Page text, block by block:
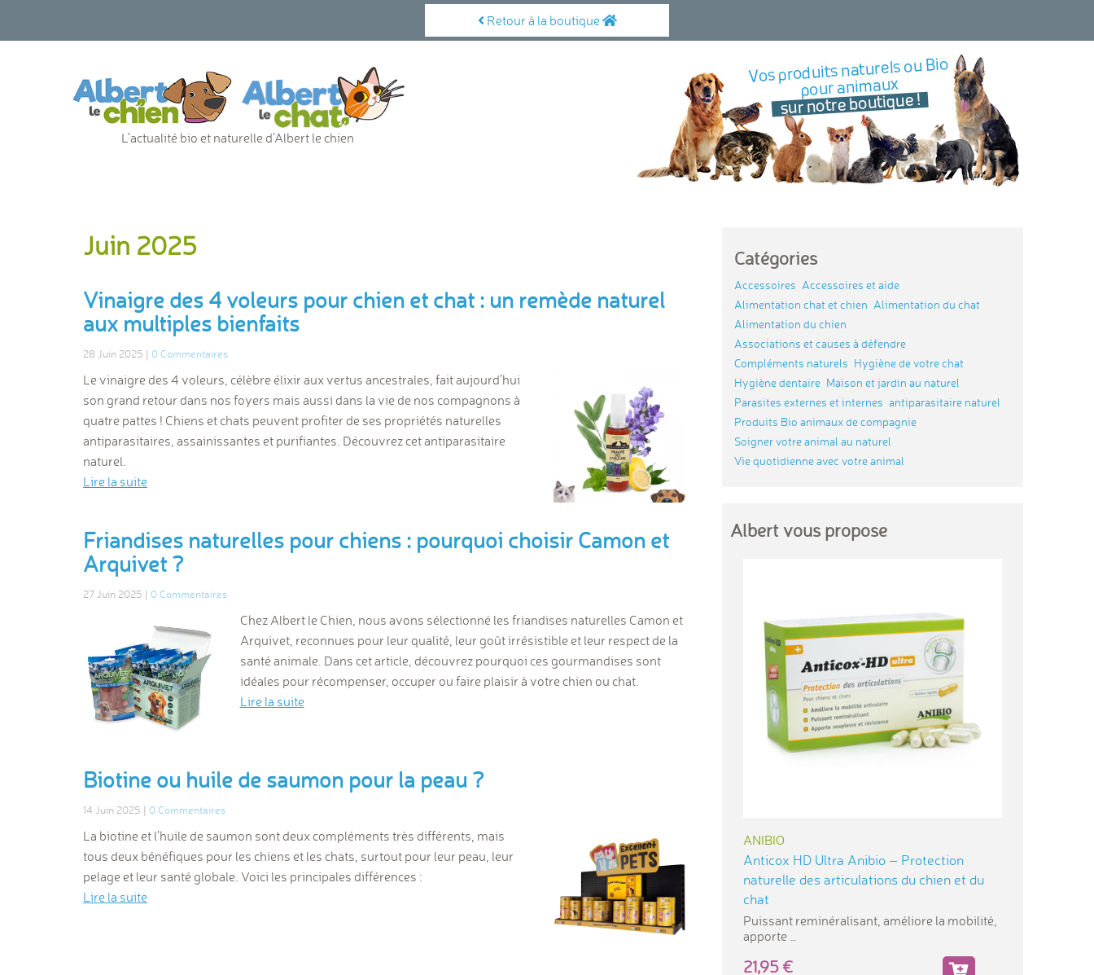
Retour à la boutique
L'actualité bio et naturelle d'Albert le chien
Juin 2025
Vinaigre des 4 voleurs pour chien et chat : un remède naturel
aux multiples bienfaits
28 Juin 2025 | 0 Commentaires
Le vinaigre des 4 voleurs, célèbre élixir aux vertus ancestrales, fait aujourd’hui
son grand retour dans nos foyers mais aussi dans la vie de nos compagnons à
quatre pattes ! Chiens et chats peuvent profiter de ses propriétés naturelles
antiparasitaires, assainissantes et purifiantes. Découvrez cet antiparasitaire
naturel.
Lire la suite
Friandises naturelles pour chiens : pourquoi choisir Camon et
Arquivet ?
27 Juin 2025 | 0 Commentaires
Chez Albert le Chien, nous avons sélectionné les friandises naturelles Camon et
Arquivet, reconnues pour leur qualité, leur goût irrésistible et leur respect de la
santé animale. Dans cet article, découvrez pourquoi ces gourmandises sont
idéales pour récompenser, occuper ou faire plaisir à votre chien ou chat.
Lire la suite
Biotine ou huile de saumon pour la peau ?
14 Juin 2025 | 0 Commentaires
La biotine et l'huile de saumon sont deux compléments très différents, mais
tous deux bénéfiques pour les chiens et les chats, surtout pour leur peau, leur
pelage et leur santé globale. Voici les principales différences :
Lire la suite
Catégories
Accessoires Accessoires et aide
Alimentation chat et chien Alimentation du chat
Alimentation du chien
Associations et causes à défendre
Compléments naturels Hygiène de votre chat
Hygiène dentaire Maison et jardin au naturel
Parasites externes et internes antiparasitaire naturel
Produits Bio animaux de compagnie
Soigner votre animal au naturel
Vie quotidienne avec votre animal
Albert vous propose
ANIBIO
Anticox HD Ultra Anibio – Protection
naturelle des articulations du chien et du
chat
Puissant reminéralisant, améliore la mobilité,
apporte
21,95